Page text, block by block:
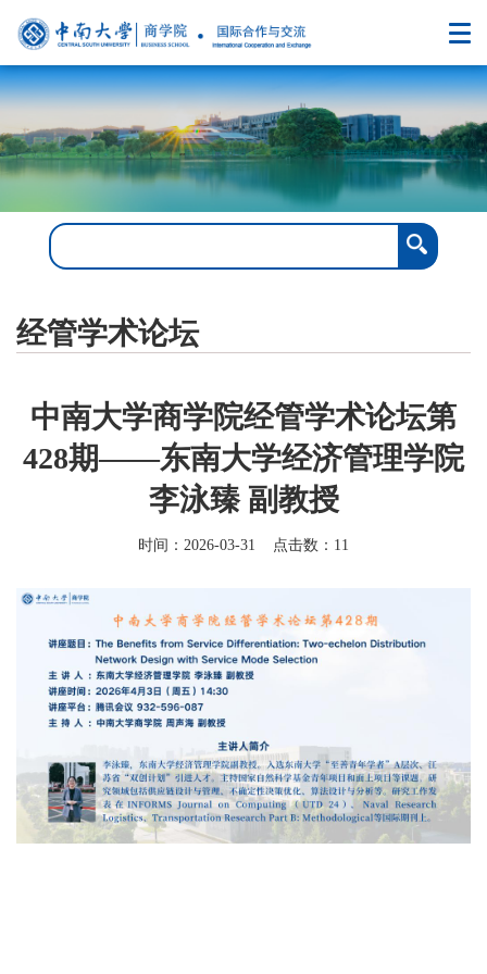
经管学术论坛
中南大学商学院经管学术论坛第
428期——东南大学经济管理学院
李泳臻 副教授
时间：2026-03-31 点击数： 11